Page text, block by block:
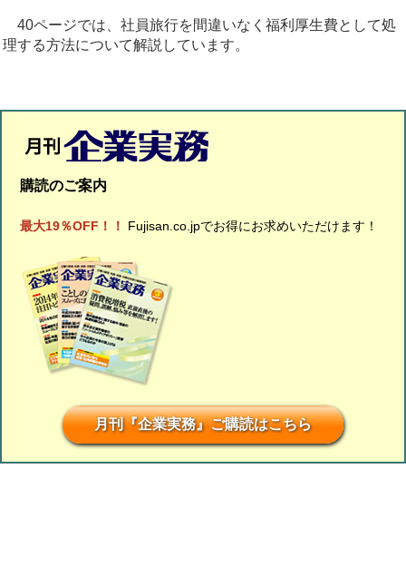
40ページでは、社員旅行を間違いなく福利厚生費として処
理する方法について解説しています。
購読のご案内
最大19％OFF！！ Fujisan.co.jpでお得にお求めいただけます！
月刊『企業実務』ご購読はこちら